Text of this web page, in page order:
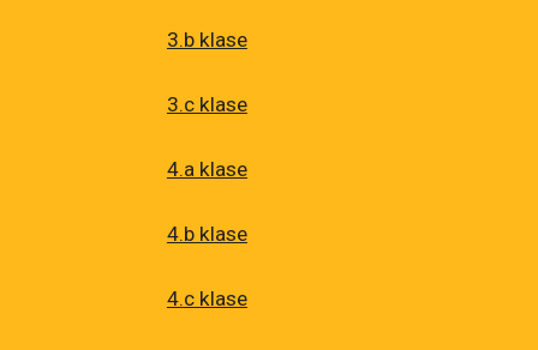
3.b klase
3.c klase
4.a klase
4.b klase
4.cklase